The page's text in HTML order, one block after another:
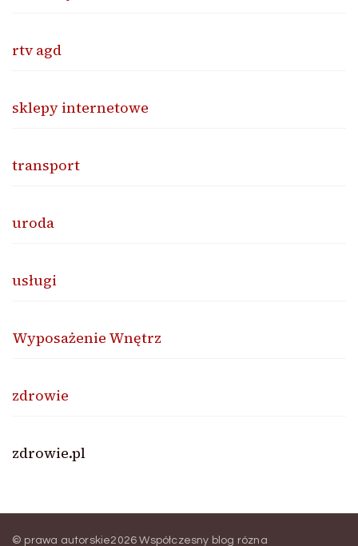
rtv agd
sklepy internetowe
transport
uroda
usługi
Wyposażenie Wnętrz
zdrowie
zdrowie.pl
© prawa autorskie2026Współczesny blog rózna